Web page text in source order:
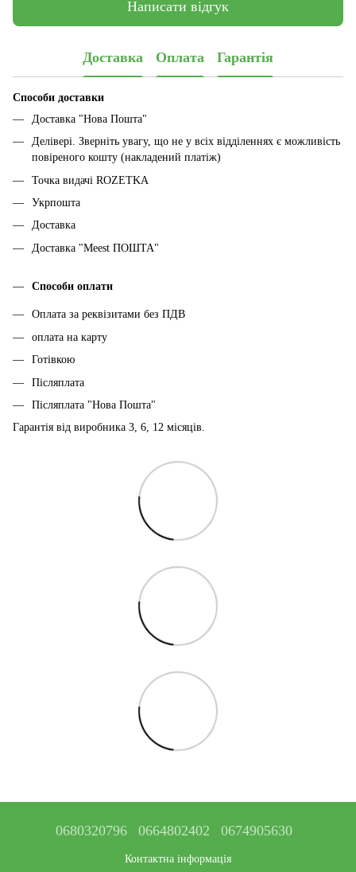
Написати відгук
Доставка Оплата Гарантія
Способи доставки
Доставка "Нова Пошта"
Делівері. Зверніть увагу, що не у всіх відділеннях є можливість
повіреного кошту (накладений платіж)
Точка видачі ROZETKA
Укрпошта
Доставка
Доставка "Meest ПОШТА"
Способи оплати
Оплата за реквізитами без ПДВ
оплата на карту
Готівкою
Післяплата
Післяплата "Нова Пошта"
Гарантія від виробника 3, 6, 12 місяців.
0680320796 0664802402 0674905630
Контактна інформація